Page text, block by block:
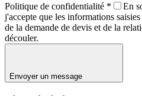
Politique de confidentialité *
En
j'accepte que les informations
de la demande de devis et de la
découler.
Envoyer un message